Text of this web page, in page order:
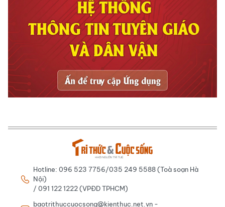
Hotline: 096 523 7756/035 249 5588 (Toà soạn Hà
Nội)
/ 091 122 1222 (VPĐD TPHCM)
baotrithuccuocsong@kienthuc.net.vn -